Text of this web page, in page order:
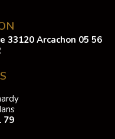
33120 Arcachon 05 56
79